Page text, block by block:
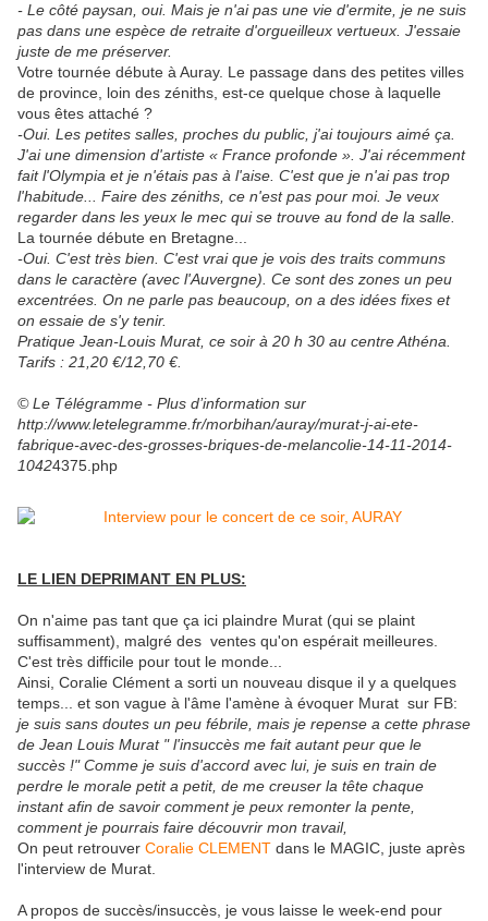
- Le côté paysan, oui. Mais je n'ai pas une vie d'ermite, je ne suis
pas dans une espèce de retraite d'orgueilleux vertueux. J'essaie
juste de me préserver.
Votre tournée débute à Auray. Le passage dans des petites villes
de province, loin des zéniths, est-ce quelque chose à laquelle
vous êtes attaché ?
-Oui. Les petites salles, proches du public, j'ai toujours aimé ça.
J'ai une dimension d'artiste « France profonde ». J'ai récemment
fait l'Olympia et je n'étais pas à l'aise. C'est que je n'ai pas trop
l'habitude... Faire des zéniths, ce n'est pas pour moi. Je veux
regarder dans les yeux le mec qui se trouve au fond de la salle.
La tournée débute en Bretagne...
-Oui. C'est très bien. C'est vrai que je vois des traits communs
dans le caractère (avec l'Auvergne). Ce sont des zones un peu
excentrées. On ne parle pas beaucoup, on a des idées fixes et
on essaie de s'y tenir.
Pratique Jean-Louis Murat, ce soir à 20 h 30 au centre Athéna.
Tarifs : 21,20 €/12,70 €.
© Le Télégramme - Plus d’information sur
http://www.letelegramme.fr/morbihan/auray/murat-j-ai-ete-
fabrique-avec-des-grosses-briques-de-melancolie-14-11-2014-
10424375.php
LE LIEN DEPRIMANT EN PLUS:
On n'aime pas tant que ça ici plaindre Murat (qui se plaint
suffisamment), malgré des ventes qu'on espérait meilleures.
C'est très difficile pour tout le monde...
Ainsi, Coralie Clément a sorti un nouveau disque il y a quelques
temps... et son vague à l'âme l'amène à évoquer Murat sur FB:
je suis sans doutes un peu fébrile, mais je repense a cette phrase
de Jean Louis Murat " l'insuccès me fait autant peur que le
succès !" Comme je suis d'accord avec lui, je suis en train de
perdre le morale petit a petit, de me creuser la tête chaque
instant afin de savoir comment je peux remonter la pente,
comment je pourrais faire découvrir mon travail,
On peut retrouver Coralie CLEMENT dans le MAGIC, juste après
l'interview de Murat.
A propos de succès/insuccès, je vous laisse le week-end pour